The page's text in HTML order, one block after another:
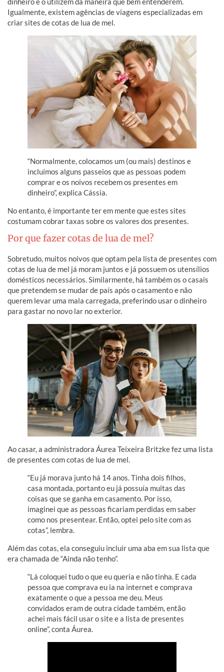
Igualmente, existem agências de viagens especializadas em
criar sites de cotas de lua de mel.
“Normalmente, colocamos um (ou mais) destinos e
incluímos alguns passeios que as pessoas podem
comprar e os noivos recebem os presentes em
dinheiro”, explica Cássia.
No entanto, é importante ter em mente que estes sites
costumam cobrar taxas sobre os valores dos presentes.
Por que fazer cotas de lua de mel?
Sobretudo, muitos noivos que optam pela lista de presentes com
cotas de lua de mel já moram juntos e já possuem os utensílios
domésticos necessários. Similarmente, há também os o casais
que pretendem se mudar de país após o casamento e não
querem levar uma mala carregada, preferindo usar o dinheiro
para gastar no novo lar no exterior.
Ao casar, a administradora Áurea Teixeira Britzke fez uma lista
de presentes com cotas de lua de mel.
“Eu já morava junto há 14 anos. Tinha dois filhos,
casa montada, portanto eu já possuía muitas das
coisas que se ganha em casamento. Por isso,
imaginei que as pessoas ficariam perdidas em saber
como nos presentear. Então, optei pelo site com as
cotas”, lembra.
Além das cotas, ela conseguiu incluir uma aba em sua lista que
era chamada de “Ainda não tenho”.
“Lá coloquei tudo o que eu queria e não tinha. E cada
pessoa que comprava eu ia na internet e comprava
exatamente o que a pessoa me deu. Meus
convidados eram de outra cidade também, então
achei mais fácil usar o site e a lista de presentes
online”, conta Áurea.